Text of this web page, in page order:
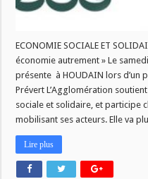
ECONOMIE SOCIALE ET
économie autrement » Le
présente à HOUDAIN lors d’un
Prévert L’Agglomération
sociale et solidaire, et participe
mobilisant ses acteurs. Elle va
Lire plus